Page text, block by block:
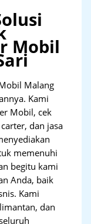
Mobil
Malang
Kami
Mobil, cek
dan jasa
memenuhi
begitu kami
Anda, baik
Kami
dan